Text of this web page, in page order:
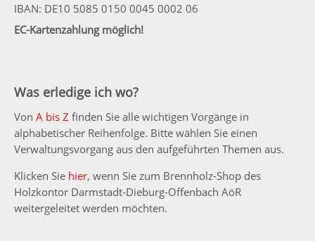
IBAN: DE10 5085 0150 0045 0002 06
EC-Kartenzahlung möglich!
Was erledige ich wo?
Von A bis Z finden Sie alle wichtigen Vorgänge in
alphabetischer Reihenfolge. Bitte wählen Sie einen
Verwaltungsvorgang aus den aufgeführten Themen aus.
Klicken Sie hier, wenn Sie zum Brennholz-Shop des
Holzkontor Darmstadt-Dieburg-Offenbach AöR
weitergeleitet werden möchten.